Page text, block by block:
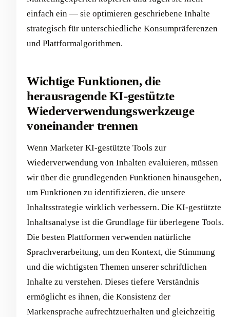
einfach ein — sie optimieren geschriebene Inhalte
strategisch für unterschiedliche Konsumpräferenzen
und Plattformalgorithmen.
Wichtige Funktionen, die
herausragende KI-gestützte
Wiederverwendungswerkzeuge
voneinander trennen
Wenn Marketer KI-gestützte Tools zur
Wiederverwendung von Inhalten evaluieren, müssen
wir über die grundlegenden Funktionen hinausgehen,
um Funktionen zu identifizieren, die unsere
Inhaltsstrategie wirklich verbessern. Die KI-gestützte
Inhaltsanalyse ist die Grundlage für überlegene Tools.
Die besten Plattformen verwenden natürliche
Sprachverarbeitung, um den Kontext, die Stimmung
und die wichtigsten Themen unserer schriftlichen
Inhalte zu verstehen. Dieses tiefere Verständnis
ermöglicht es ihnen, die Konsistenz der
Markensprache aufrechtzuerhalten und gleichzeitig